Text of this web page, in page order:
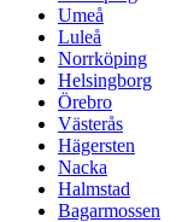
Umeå
Luleå
Norrköping
Helsingborg
Örebro
Västerås
Hägersten
Nacka
Halmstad
Bagarmossen